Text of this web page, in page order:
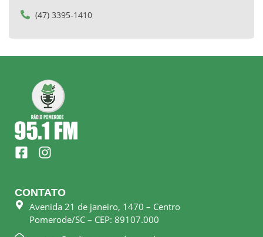
(47) 3395-1410
F
a
e
b
o
I
n
t
a
g
r
CONTATO
Avenida 21 de janeiro, 1470 – Centro
Pomerode/SC – CEP: 89107.000